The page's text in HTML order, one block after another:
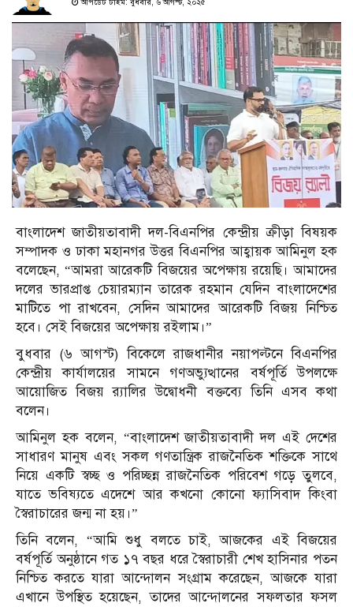
আপডেট টাইম: বুধবার, ৬ আগস্ট, ২০২৫
বাংলাদেশ জাতীয়তাবাদী দল-বিএনপির কেন্দ্রীয় ক্রীড়া বিষয়ক
সম্পাদক ও ঢাকা মহানগর উত্তর বিএনপির আহ্বায়ক আমিনুল হক
বলেছেন, “আমরা আরেকটি বিজয়ের অপেক্ষায় রয়েছি। আমাদের
দলের ভারপ্রাপ্ত চেয়ারম্যান তারেক রহমান যেদিন বাংলাদেশের
মাটিতে পা রাখবেন, সেদিন আমাদের আরেকটি বিজয় নিশ্চিত
হবে। সেই বিজয়ের অপেক্ষায় রইলাম।”
বুধবার (৬ আগস্ট) বিকেলে রাজধানীর নয়াপল্টনে বিএনপির
কেন্দ্রীয় কার্যালয়ের সামনে গণঅভ্যুত্থানের বর্ষপূর্তি উপলক্ষে
আয়োজিত বিজয় র‍্যালির উদ্বোধনী বক্তব্যে তিনি এসব কথা
বলেন।
আমিনুল হক বলেন, “বাংলাদেশ জাতীয়তাবাদী দল এই দেশের
সাধারণ মানুষ এবং সকল গণতান্ত্রিক রাজনৈতিক শক্তিকে সাথে
নিয়ে একটি স্বচ্ছ ও পরিচ্ছন্ন রাজনৈতিক পরিবেশ গড়ে তুলবে,
যাতে ভবিষ্যতে এদেশে আর কখনো কোনো ফ্যাসিবাদ কিংবা
স্বৈরাচারের জন্ম না হয়।”
তিনি বলেন, “আমি শুধু বলতে চাই, আজকের এই বিজয়ের
বর্ষপূর্তি অনুষ্ঠানে গত ১৭ বছর ধরে স্বৈরাচারী শেখ হাসিনার পতন
নিশ্চিত করতে যারা আন্দোলন সংগ্রাম করেছেন, আজকে যারা
এখানে উপস্থিত হয়েছেন, তাদের আন্দোলনের সফলতার ফসল